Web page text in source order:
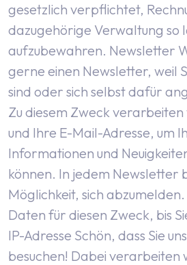
gesetzlich verpflichtet,
dazugehörige Verwaltung so
aufzubewahren. Newsletter
gerne einen Newsletter, weil
sind oder sich selbst dafür
Zu diesem Zweck
und Ihre E-Mail-Adresse, um
Informationen und
können. In jedem Newsletter
Möglichkeit, sich
Daten für diesen Zweck, bis
IP-Adresse Schön, dass Sie
besuchen! Dabei verarbeiten